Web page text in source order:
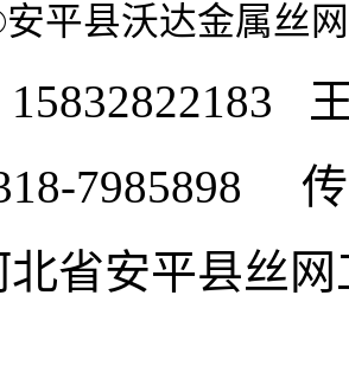
平县沃达金属丝
7985898 传
省安平县丝